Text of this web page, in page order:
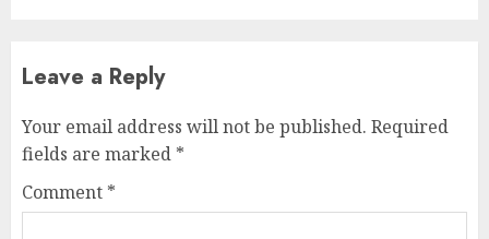
Leave a Reply
Your email address will not be published. Required
fields are marked *
Comment *